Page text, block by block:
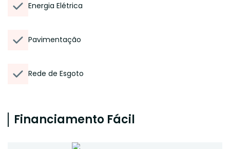
Energia Elétrica
Pavimentação
Rede de Esgoto
Financiamento Fácil